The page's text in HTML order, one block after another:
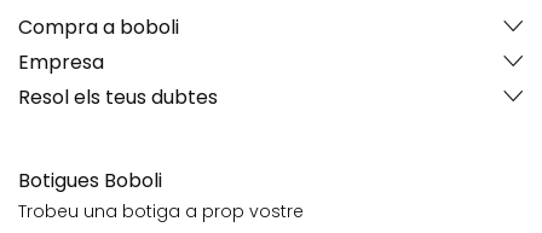
Compra a boboli
Empresa
Resol els teus dubtes
Botigues Boboli
Trobeu una botiga a prop vostre